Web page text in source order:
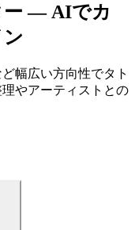
— AIでカ
幅広い方向性でタト
やアーティストとの